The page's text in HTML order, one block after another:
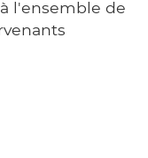
l'ensemble de